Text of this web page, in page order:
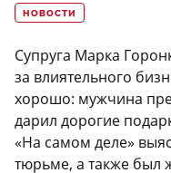
НОВОСТИ
Супруга Марка
за влиятельного
хорошо: мужчина
дарил дорогие
«На самом деле»
тюрьме, а также был